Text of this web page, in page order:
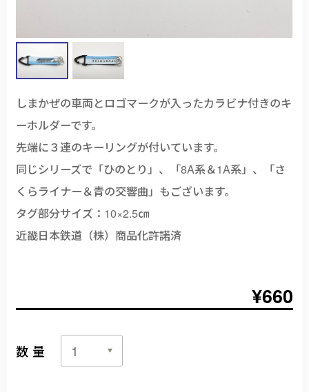
しまかぜの車両とロゴマークが入ったカラビナ付きのキ
ーホルダーです。
先端に３連のキーリングが付いています。
同じシリーズで「ひのとり」、「8A系＆1A系」、「さ
くらライナー＆青の交響曲」もございます。
タグ部分サイズ：10×2.5㎝
近畿日本鉄道（株）商品化許諾済
¥660
数量